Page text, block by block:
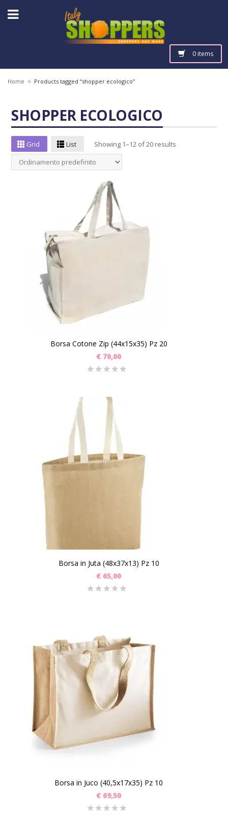
0 items
Home » Products tagged “shopper ecologico”
SHOPPER ECOLOGICO
Grid List Showing 1–12 of 20 results
Borsa Cotone Zip (44x15x35) Pz 20
€ 70,00
Borsa in Juta (48x37x13) Pz 10
€ 65,00
Borsa in Juco (40,5x17x35) Pz 10
€ 69,50